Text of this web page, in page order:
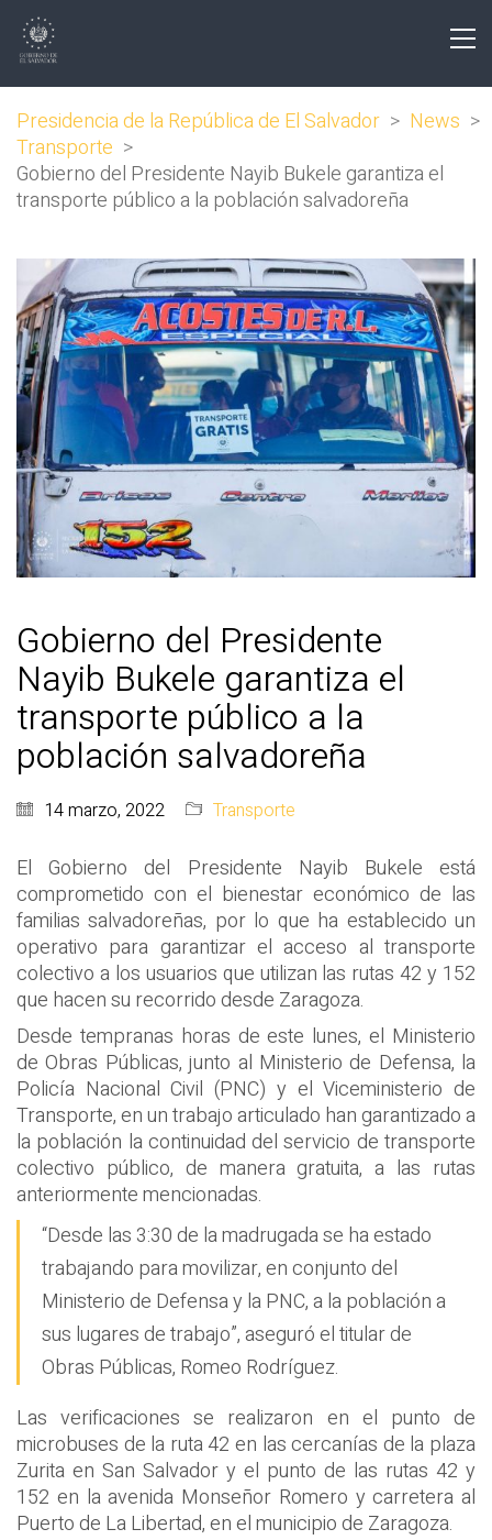
Presidencia de la República de El Salvador > News >
Transporte >
Gobierno del Presidente Nayib Bukele garantiza el
transporte público a la población salvadoreña
Gobierno del Presidente
Nayib Bukele garantiza el
transporte público a la
población salvadoreña
14 marzo, 2022 Transporte
El Gobierno del Presidente Nayib Bukele está
comprometido con el bienestar económico de las
familias salvadoreñas, por lo que ha establecido un
operativo para garantizar el acceso al transporte
colectivo a los usuarios que utilizan las rutas 42 y 152
que hacen su recorrido desde Zaragoza.
Desde tempranas horas de este lunes, el Ministerio
de Obras Públicas, junto al Ministerio de Defensa, la
Policía Nacional Civil (PNC) y el Viceministerio de
Transporte, en un trabajo articulado han garantizado a
la población la continuidad del servicio de transporte
colectivo público, de manera gratuita, a las rutas
anteriormente mencionadas.
“Desde las 3:30 de la madrugada se ha estado
trabajando para movilizar, en conjunto del
Ministerio de Defensa y la PNC, a la población a
sus lugares de trabajo”, aseguró el titular de
Obras Públicas, Romeo Rodríguez.
Las verificaciones se realizaron en el punto de
microbuses de la ruta 42 en las cercanías de la plaza
Zurita en San Salvador y el punto de las rutas 42 y
152 en la avenida Monseñor Romero y carretera al
Puerto de La Libertad, en el municipio de Zaragoza.